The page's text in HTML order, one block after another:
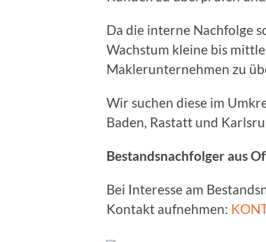
Da die interne Nachfolge
Wachstum kleine bis
Maklerunternehmen zu
Wir suchen diese im
Baden, Rastatt und
Bestandsnachfolger aus
Bei Interesse am
Kontakt aufnehmen: